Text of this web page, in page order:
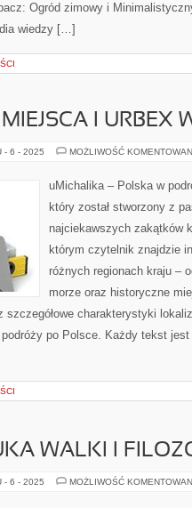
Ogród zimowy i
wiedzy […]
I URBEX
- 6 - 2025 MOŻLIWOŚĆ
uMichalika – Polska w
który został stworzony z
najciekawszych zakątków
którym czytelnik znajdzie
różnych regionach kraju –
morze oraz historyczne
szczegółowe charakterystyki
po Polsce. Każdy tekst
WALKI I
- 6 - 2025 MOŻLIWOŚĆ